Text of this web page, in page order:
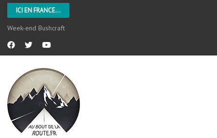
ICI EN FRANCE...
Week-end Bushcraft